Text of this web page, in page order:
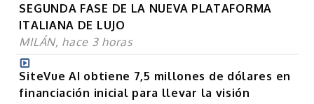
SEGUNDA FASE DE LA NUEVA PLATAFORMA
ITALIANA DE LUJO
MILÁN, hace 3 horas
SiteVue AI obtiene 7,5 millones de dólares en
financiación inicial para llevar la visión